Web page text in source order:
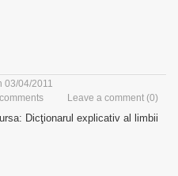
03/04/2011
Leave a comment (0)
Dicţionarul explicativ al limbii